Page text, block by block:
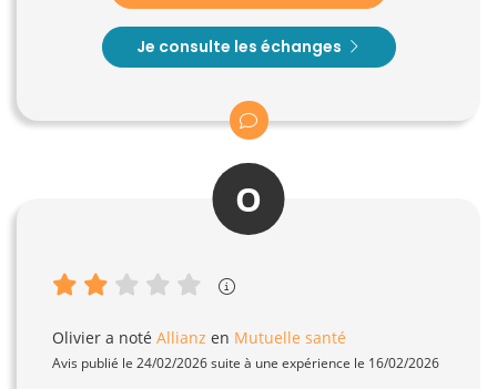
Je consulte les échanges
O
Olivier a noté Allianz en Mutuelle santé
Avis publié le 24/02/2026 suite à une expérience le 16/02/2026